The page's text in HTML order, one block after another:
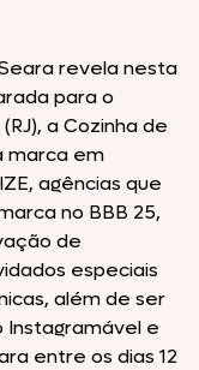
revela nesta
para o
a Cozinha de
marca em
agências que
no BBB 25,
de
especiais
além de ser
e
entre os dias 12